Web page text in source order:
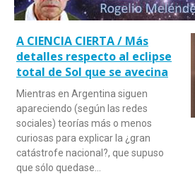
A CIENCIA CIERTA / Más
detalles respecto al eclipse
total de Sol que se avecina
Mientras en Argentina siguen
apareciendo (según las redes
sociales) teorías más o menos
curiosas para explicar la ¿gran
catástrofe nacional?, que supuso
que sólo quedase…